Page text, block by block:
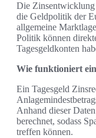
Die
die Geldpolitik der
allgemeine
Politik können
Tagesgeldkonten
Wie funktioniert
Ein Tagesgeld
Anhand dieser
berechnet, sodass
treffen können.